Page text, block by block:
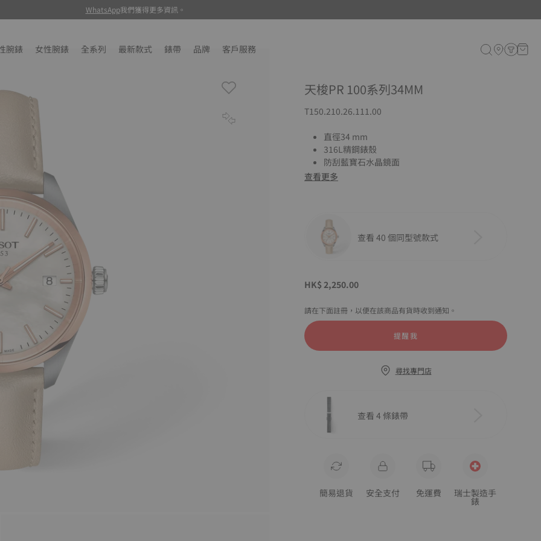
WhatsApp我們獲得更多資訊。
腕錶 女性腕錶 全系列 最新款式 錶帶 品牌 客戶服務
天梭PR 100系列34MM
T150.210.26.111.00
直徑34 mm
316L精鋼錶殼
防刮藍寶石水晶鏡面
查看更多
查看 40 個同型號款式
HK$ 2,250.00
請在下面註冊，以便在該商品有貨時收到通知。
提醒我
尋找專門店
查看 4 條錶帶
簡易退貨 安全支付 免運費 瑞士製造手
錶